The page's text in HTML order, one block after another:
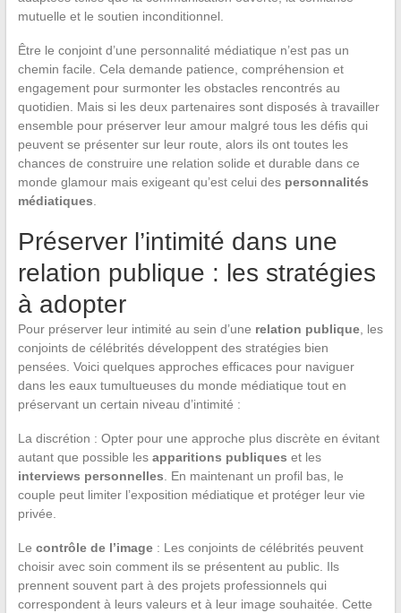
mutuelle et le soutien inconditionnel.
Être le conjoint d’une personnalité médiatique n’est pas un
chemin facile. Cela demande patience, compréhension et
engagement pour surmonter les obstacles rencontrés au
quotidien. Mais si les deux partenaires sont disposés à travailler
ensemble pour préserver leur amour malgré tous les défis qui
peuvent se présenter sur leur route, alors ils ont toutes les
chances de construire une relation solide et durable dans ce
monde glamour mais exigeant qu’est celui des personnalités
médiatiques.
Préserver l’intimité dans une
relation publique : les stratégies
à adopter
Pour préserver leur intimité au sein d’une relation publique, les
conjoints de célébrités développent des stratégies bien
pensées. Voici quelques approches efficaces pour naviguer
dans les eaux tumultueuses du monde médiatique tout en
préservant un certain niveau d’intimité :
La discrétion : Opter pour une approche plus discrète en évitant
autant que possible les apparitions publiques et les
interviews personnelles. En maintenant un profil bas, le
couple peut limiter l’exposition médiatique et protéger leur vie
privée.
Le contrôle de l’image: Les conjoints de célébrités peuvent
choisir avec soin comment ils se présentent au public. Ils
prennent souvent part à des projets professionnels qui
correspondent à leurs valeurs et à leur image souhaitée. Cette